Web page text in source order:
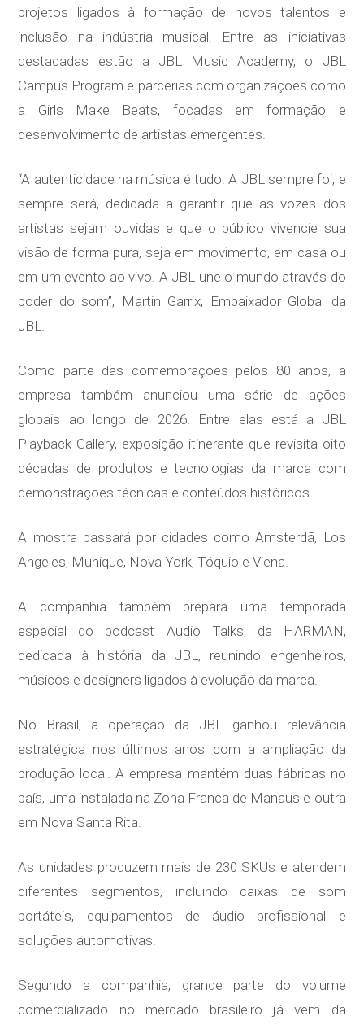
projetos ligados à formação de novos talentos e
inclusão na indústria musical. Entre as iniciativas
destacadas estão a JBL Music Academy, o JBL
Campus Program e parcerias com organizações como
a Girls Make Beats, focadas em formação e
desenvolvimento de artistas emergentes.
“A autenticidade na música é tudo. A JBL sempre foi, e
sempre será, dedicada a garantir que as vozes dos
artistas sejam ouvidas e que o público vivencie sua
visão de forma pura, seja em movimento, em casa ou
em um evento ao vivo. A JBL une o mundo através do
poder do som”, Martin Garrix, Embaixador Global da
JBL.
Como parte das comemorações pelos 80 anos, a
empresa também anunciou uma série de ações
globais ao longo de 2026. Entre elas está a JBL
Playback Gallery, exposição itinerante que revisita oito
décadas de produtos e tecnologias da marca com
demonstrações técnicas e conteúdos históricos.
A mostra passará por cidades como Amsterdã, Los
Angeles, Munique, Nova York, Tóquio e Viena.
A companhia também prepara uma temporada
especial do podcast Audio Talks, da HARMAN,
dedicada à história da JBL, reunindo engenheiros,
músicos e designers ligados à evolução da marca.
No Brasil, a operação da JBL ganhou relevância
estratégica nos últimos anos com a ampliação da
produção local. A empresa mantém duas fábricas no
país, uma instalada na Zona Franca de Manaus e outra
em Nova Santa Rita.
As unidades produzem mais de 230 SKUs e atendem
diferentes segmentos, incluindo caixas de som
portáteis, equipamentos de áudio profissional e
soluções automotivas.
Segundo a companhia, grande parte do volume
comercializado no mercado brasileiro já vem da